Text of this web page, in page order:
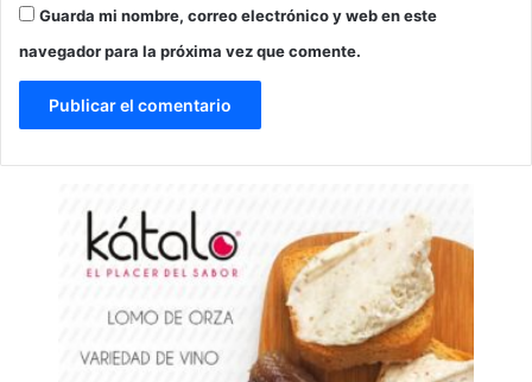
Guarda mi nombre, correo electrónico y web en este
navegador para la próxima vez que comente.